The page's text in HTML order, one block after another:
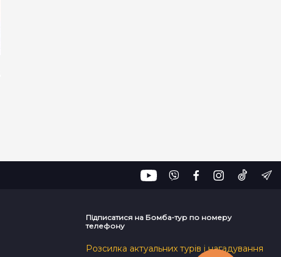
Підписатися на Бомба-тур по номеру
телефону
Розсилка актуальних турів і нагадування